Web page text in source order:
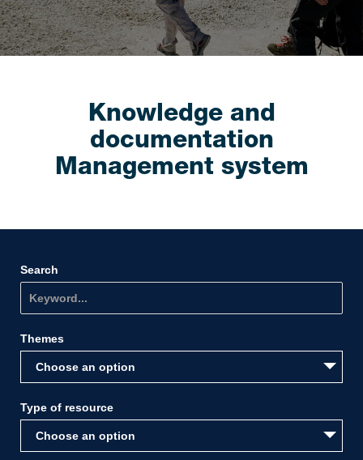
Knowledge and
documentation
Management system
Search
Themes
Choose an option
Type of resource
Choose an option